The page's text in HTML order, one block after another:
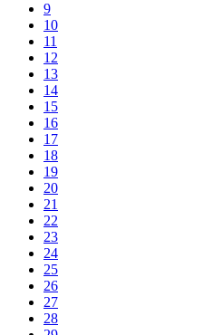
9
10
11
12
13
14
15
16
17
18
19
20
21
22
23
24
25
26
27
28